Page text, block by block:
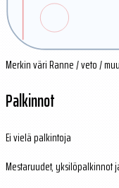
Merkin väriRanne / veto / muu
Palkinnot
Ei vielä palkintoja
Mestaruudet, yksilöpalkinnot